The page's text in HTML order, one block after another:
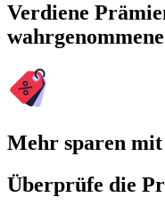
Verdiene
Mehr sparen
Überprüfe die